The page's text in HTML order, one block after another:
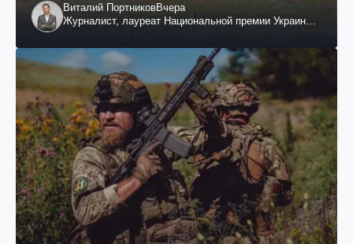
Виталий ПортниковВчера
Журналист, лауреат Национальной премии Украины